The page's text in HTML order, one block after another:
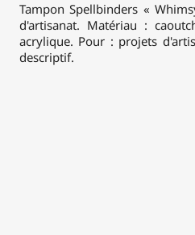
Tampon Spellbinders «
d'artisanat. Matériau :
acrylique. Pour : projets
descriptif.